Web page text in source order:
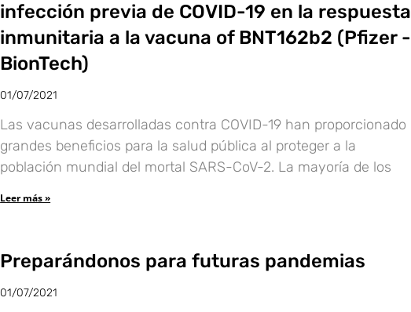
infección previa de COVID-19 en la respuesta
inmunitaria a la vacuna of BNT162b2 (Pfizer -
BionTech)
01/07/2021
Las vacunas desarrolladas contra COVID-19 han proporcionado
grandes beneficios para la salud pública al proteger a la
población mundial del mortal SARS-CoV-2. La mayoría de los
Leer más »
Preparándonos para futuras pandemias
01/07/2021